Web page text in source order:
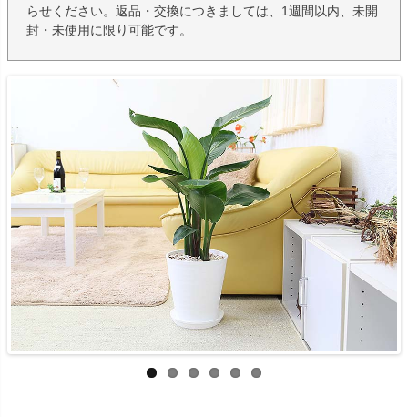
らせください。返品・交換につきましては、1週間以内、未開
封・未使用に限り可能です。